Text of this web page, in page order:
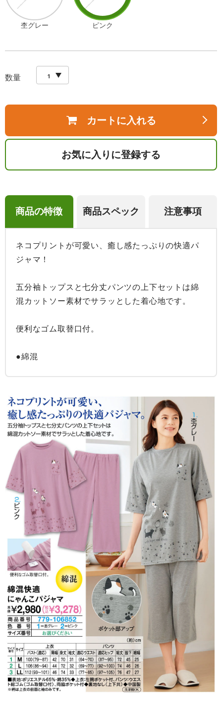
杢グレー ピンク
数量
カートに入れる
お気に入りに登録する
商品の特徴 商品スペック 注意事項
ネコプリントが可愛い、癒し感たっぷりの快適パ
ジャマ！
五分袖トップスと七分丈パンツの上下セットは綿
混カットソー素材でサラッとした着心地です。
便利なゴム取替口付。
●綿混